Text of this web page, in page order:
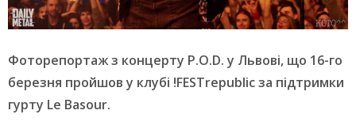
Фоторепортаж з концерту P.O.D. у Львові, що 16-го
березня пройшов у клубі !FESTrepublic за підтримки
гурту Le Basour.